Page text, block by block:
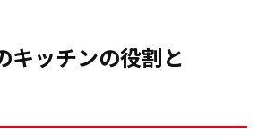
コミュニケーションの場ともなりま
スペースやリンクカウンターは、持
けのお手伝いをお願いしたり、ドリ
ったりと大活躍することでしょう。
キッチンの役割と